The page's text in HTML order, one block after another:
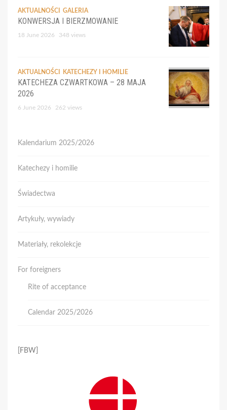
AKTUALNOŚCI GALERIA
KONWERSJA I BIERZMOWANIE
18 June 2026 348 views
AKTUALNOŚCI KATECHEZY I HOMILIE
KATECHEZA CZWARTKOWA – 28 MAJA
2026
6 June 2026 262 views
Kalendarium 2025/2026
Katechezy i homilie
Świadectwa
Artykuły, wywiady
Materiały, rekolekcje
For foreigners
Rite of acceptance
Calendar 2025/2026
[FBW]